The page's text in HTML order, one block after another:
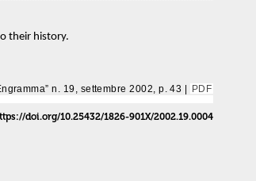
their history.
n. 19, settembre 2002, p. 43 | PDF
doi.org/10.25432/1826-901X/2002.19.0004